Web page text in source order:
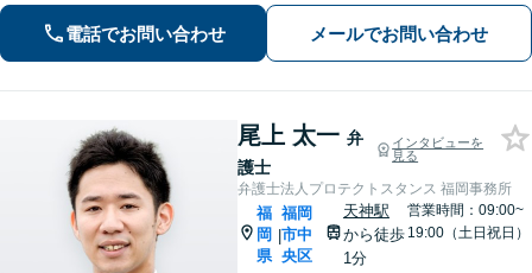
って対応します。借金、離婚、相続、
企業法務など、お困りの際はすぐにご
電話でお問い合わせ メールでお問い合わせ
尾上 太一 弁
護士
インタビューを
見る
弁護士法人プロテクトスタンス 福岡事務所
福
岡
県
|
福岡
市中
央区
天神駅
から徒歩
1分
営業時間：09:00~
19:00（土日祝日）